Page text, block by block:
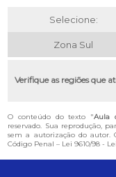
Selecione:
Zona Sul
Verifique as regiões que
O conteúdo do texto "Aula
reservado. Sua reprodução,
sem a autorização do autor.
Código Penal – Lei 9610/98 -